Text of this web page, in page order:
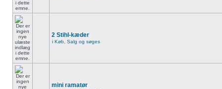
2 Stihl-kæder
i Køb, Salg og søges
mini ramatør